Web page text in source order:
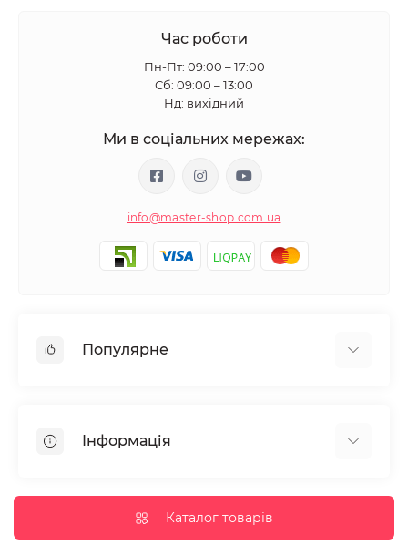
Час роботи
Пн-Пт: 09:00 – 17:00
Сб: 09:00 – 13:00
Нд: вихідний
Ми в соціальних мережах:
info@master-shop.com.ua
Популярне
Парафінотерапія
Вії та брови
Дезінфекція та стерилізація
Інформація
Доставка та оплата
Корисні статті
Каталог товарів